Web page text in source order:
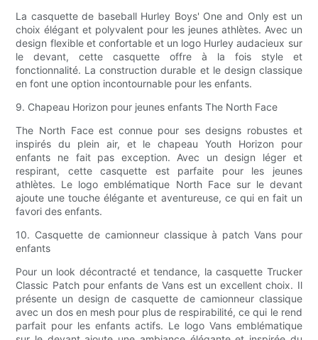
La casquette de baseball Hurley Boys' One and Only est un
choix élégant et polyvalent pour les jeunes athlètes. Avec un
design flexible et confortable et un logo Hurley audacieux sur
le devant, cette casquette offre à la fois style et
fonctionnalité. La construction durable et le design classique
en font une option incontournable pour les enfants.
9. Chapeau Horizon pour jeunes enfants The North Face
The North Face est connue pour ses designs robustes et
inspirés du plein air, et le chapeau Youth Horizon pour
enfants ne fait pas exception. Avec un design léger et
respirant, cette casquette est parfaite pour les jeunes
athlètes. Le logo emblématique North Face sur le devant
ajoute une touche élégante et aventureuse, ce qui en fait un
favori des enfants.
10. Casquette de camionneur classique à patch Vans pour
enfants
Pour un look décontracté et tendance, la casquette Trucker
Classic Patch pour enfants de Vans est un excellent choix. Il
présente un design de casquette de camionneur classique
avec un dos en mesh pour plus de respirabilité, ce qui le rend
parfait pour les enfants actifs. Le logo Vans emblématique